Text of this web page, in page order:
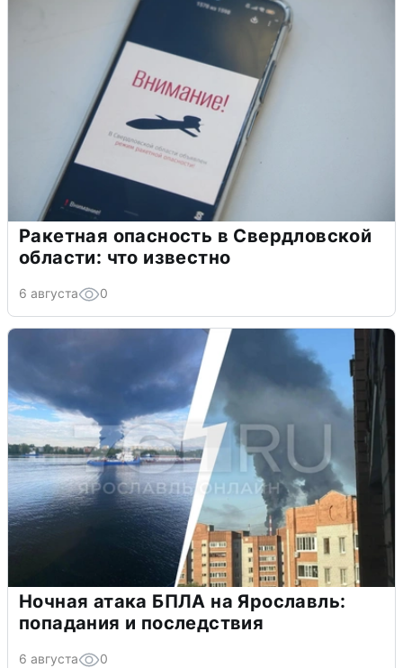
Ракетная опасность в Свердловской
области: что известно
6 августа 0
Ночная атака БПЛА на Ярославль:
попадания и последствия
6 августа 0